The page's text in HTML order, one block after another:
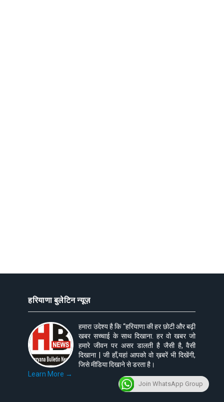
हरियाणा बुलेटिन न्यूज़
हमारा उदेश्य है कि “हरियाणा की हर छोटी और बढ़ी
खबर सच्चाई के साथ दिखाना. हर वो खबर जो
हमारे जीवन पर असर डालती है जैसी है, वैसी
दिखाना | जी हाँ,यहां आपको वो ख़बरें भी दिखेंगी,
जिसे मीडिया दिखाने से डरता है।
Learn More →
Join WhatsApp Group